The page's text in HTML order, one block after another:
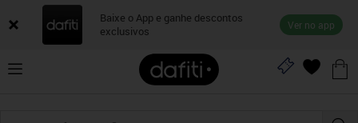
Baixe o App e ganhe descontos
exclusivos
Ver no app